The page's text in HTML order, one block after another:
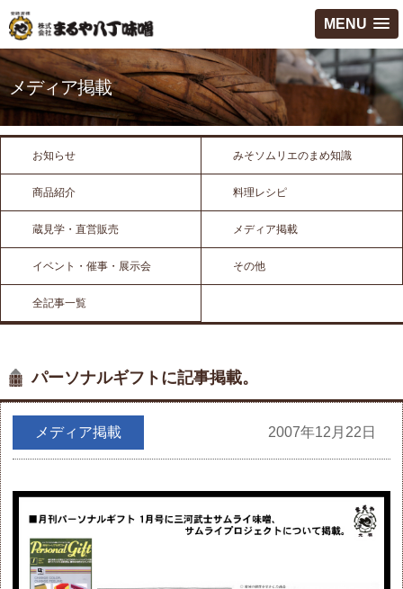
MENU
メディア掲載
お知らせ みそソムリエのまめ知識
商品紹介 料理レシピ
蔵見学・直営販売 メディア掲載
イベント・催事・展示会 その他
全記事一覧
パーソナルギフトに記事掲載。
メディア掲載 2007年12月22日